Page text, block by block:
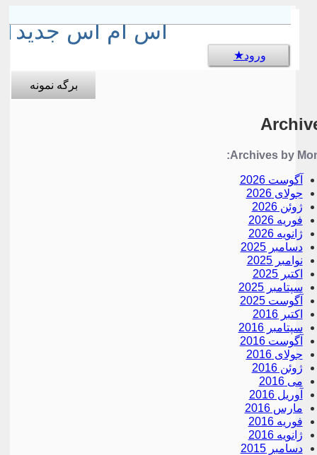
اس ام اس جدید
ورود
برگه نمونه
Archives by
آگوست 2026
جولای 2026
ژوئن 2026
فوریه 2026
ژانویه 2026
دسامبر 2025
نوامبر 2025
اکتبر 2025
سپتامبر 2025
آگوست 2025
اکتبر 2016
سپتامبر 2016
آگوست 2016
جولای 2016
ژوئن 2016
می 2016
آوریل 2016
مارس 2016
فوریه 2016
ژانویه 2016
دسامبر 2015